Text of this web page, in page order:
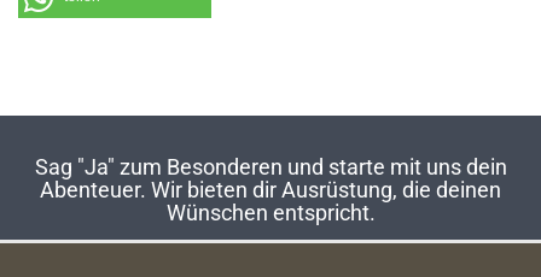
Sag "Ja" zum Besonderen und starte mit uns dein
Abenteuer. Wir bieten dir Ausrüstung, die deinen
Wünschen entspricht.